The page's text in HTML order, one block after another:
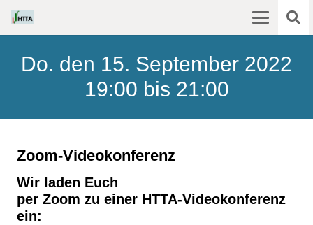
Do. den 15. September 2022
19:00 bis 21:00
Zoom-Videokonferenz
Wir laden Euch
per Zoom zu einer HTTA-Videokonferenz
ein: